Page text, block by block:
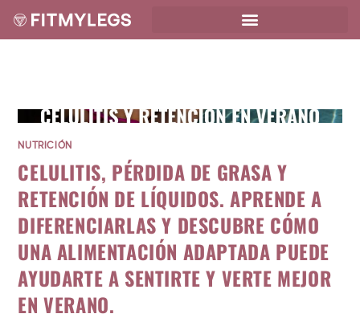
NUTRICIÓN
CELULITIS, PÉRDIDA DE GRASA Y
RETENCIÓN DE LÍQUIDOS. APRENDE A
DIFERENCIARLAS Y DESCUBRE CÓMO
UNA ALIMENTACIÓN ADAPTADA PUEDE
AYUDARTE A SENTIRTE Y VERTE MEJOR
EN VERANO.